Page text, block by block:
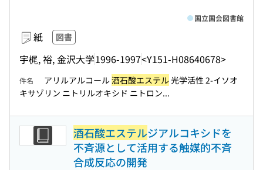
紙 図書
宇梶, 裕, 金沢大学1996-1997<Y151-H08640678>
国立国会図書館
件名 アリルアルコール酒石酸エステル光学活性 2-イソオ
キサゾリン ニトリルオキシド ニトロン...
酒石酸エステルジアルコキシドを
不斉源として活用する触媒的不斉
合成反応の開発